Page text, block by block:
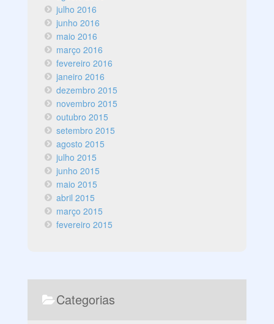
julho 2016
junho 2016
maio 2016
março 2016
fevereiro 2016
janeiro 2016
dezembro 2015
novembro 2015
outubro 2015
setembro 2015
agosto 2015
julho 2015
junho 2015
maio 2015
abril 2015
março 2015
fevereiro 2015
Categorias